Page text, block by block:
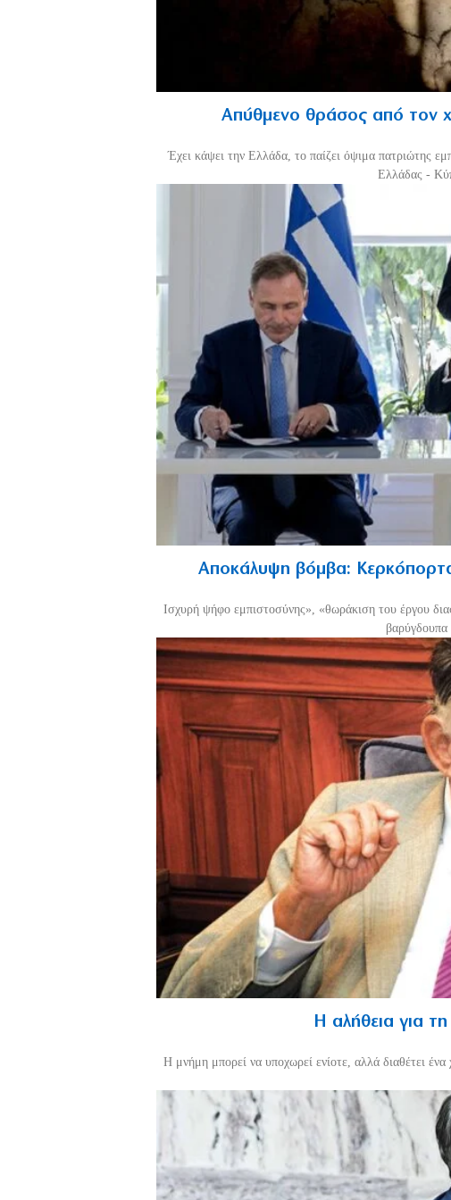
Απύθμενο θράσος από τον
Έχει κάψει την Ελλάδα, το παίζει όψιμα πατριώτης
Ελλάδας -
Αποκάλυψη βόμβα:
Ισχυρή ψήφο εμπιστοσύνης», «θωράκιση του έργου
βαρύγδουπα
Η αλήθεια για
H μνήμη μπορεί να υποχωρεί ενίοτε, αλλά διαθέτει ένα